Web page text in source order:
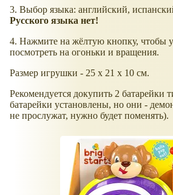
3. Выбор языка: английский,
Русского языка нет!
4. Нажмите на жёлтую кнопку, чтобы
посмотреть на огоньки и вращения.
Размер игрушки - 25 х 21 х 10 см.
Рекомендуется докупить 2
батарейки установлены, но они -
не прослужат, нужно будет поменять).